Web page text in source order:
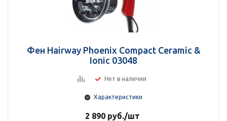
Фен Hairway Phoenix Compact Ceramic &
Ionic 03048
Нет в наличии
Характеристики
2 890 руб./шт